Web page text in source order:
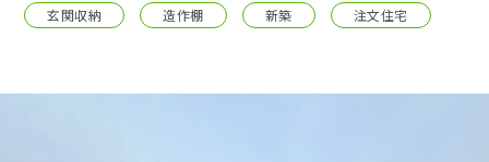
土地をお探しの方
イベント
玄関収納
造作棚 新築 注文住宅